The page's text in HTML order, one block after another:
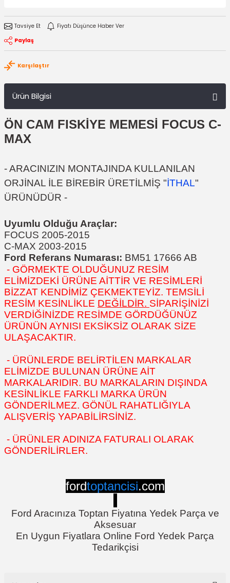
Tavsiye Et
Fiyatı Düşünce Haber Ver
Paylaş
Karşılaştır
Ürün Bilgisi
ÖN CAM FISKİYE MEMESİ FOCUS C-
MAX
- ARACINIZIN MONTAJINDA KULLANILAN
ORJİNAL İLE BİREBİR ÜRETİLMİŞ "İTHAL"
ÜRÜNÜDÜR -
Uyumlu Olduğu Araçlar:
FOCUS 2005-2015
C-MAX 2003-2015
Ford Referans Numarası: BM51 17666 AB
- GÖRMEKTE OLDUĞUNUZ RESİM
ELİMİZDEKİ ÜRÜNE AİTTİR VE RESİMLERİ
BİZZAT KENDİMİZ ÇEKMEKTEYİZ. TEMSİLİ
RESİM KESİNLİKLE DEĞİLDİR. SİPARİŞİNİZİ
VERDİĞİNİZDE RESİMDE GÖRDÜĞÜNÜZ
ÜRÜNÜN AYNISI EKSİKSİZ OLARAK SİZE
ULAŞACAKTIR.
- ÜRÜNLERDE BELİRTİLEN MARKALAR
ELİMİZDE BULUNAN ÜRÜNE AİT
MARKALARIDIR. BU MARKALARIN DIŞINDA
KESİNLİKLE FARKLI MARKA ÜRÜN
GÖNDERİLMEZ. GÖNÜL RAHATLIĞIYLA
ALIŞVERİŞ YAPABİLİRSİNİZ.
- ÜRÜNLER ADINIZA FATURALI OLARAK
GÖNDERİLİRLER.
fordtoptancisi.com
Ford Aracınıza Toptan Fiyatına Yedek Parça ve
Aksesuar
En Uygun Fiyatlara Online Ford Yedek Parça
Tedarikçisi